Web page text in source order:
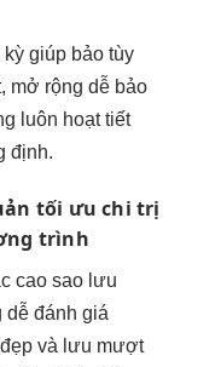
kỳ giúp bảo tùy
mở rộng dễ bảo
luôn hoạttiết
định.
tối ưu chi trị
trình
cao sao lưu
dễ đánh giá
và lưu mượt